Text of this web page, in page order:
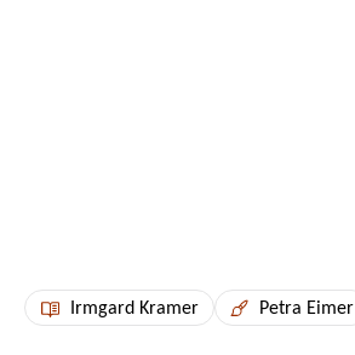
Irmgard Kramer Petra Eimer